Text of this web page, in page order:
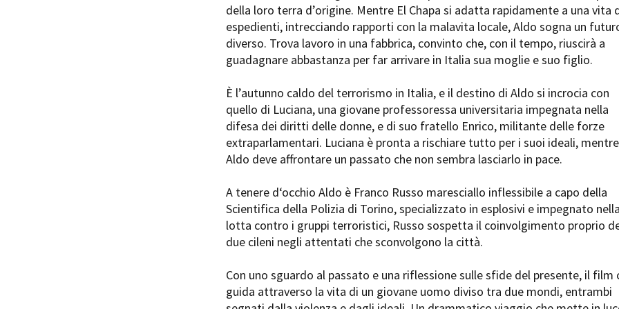
Open Day
Ciak in TOur!
Amministrazione trasparente Bandi e gare Contatti Privacy Cookie policy Whistleblowing Credits
della loro terra d’origine. Mentre El Chapa si adatta rapidamente a una vita
espedienti, intrecciando rapporti con la malavita locale, Aldo sogna un
diverso. Trova lavoro in una fabbrica, convinto che, con il tempo, riuscirà a
guadagnare abbastanza per far arrivare in Italia sua moglie e suo figlio.
È l’autunno caldo del terrorismo in Italia, e il destino di Aldo si incrocia con
quello di Luciana, una giovane professoressa universitaria impegnata nella
difesa dei diritti delle donne, e di suo fratello Enrico, militante delle forze
extraparlamentari. Luciana è pronta a rischiare tutto per i suoi ideali, mentre
Aldo deve affrontare un passato che non sembra lasciarlo in pace.
A tenere d‘occhio Aldo è Franco Russo maresciallo inflessibile a capo della
Scientifica della Polizia di Torino, specializzato in esplosivi e impegnato nella
lotta contro i gruppi terroristici, Russo sospetta il coinvolgimento proprio
due cileni negli attentati che sconvolgono la città.
Con uno sguardo al passato e una riflessione sulle sfide del presente, il film
guida attraverso la vita di un giovane uomo diviso tra due mondi, entrambi